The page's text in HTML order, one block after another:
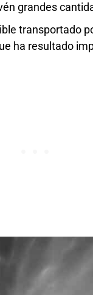
grandes
transportado
ha resultado